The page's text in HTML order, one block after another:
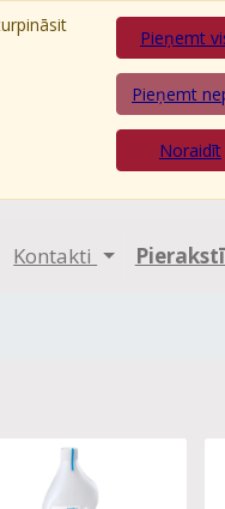
Pieņemt
Pieņemt
Noraidīt
Kontakti